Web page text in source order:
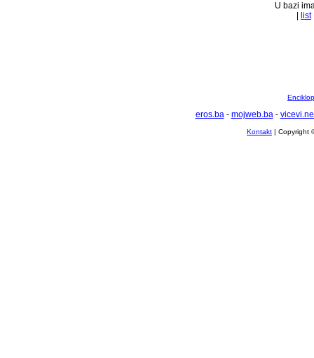
U bazi
list
eros.ba- mojweb.ba-
Kontakt | Copyright